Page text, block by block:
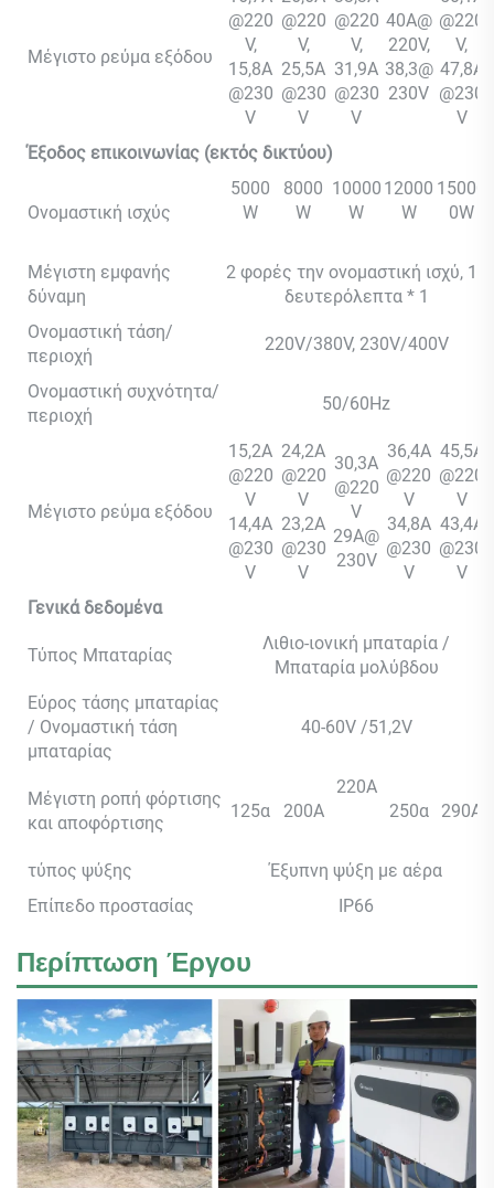
Μέγιστο ρεύμα εξόδου
@220
V,
15,8A
@230
V
@220
V,
25,5A
@230
V
@220
V,
31,9A
@230
V
40A@
220V,
38,3@
230V
@220
V,
47,8A
@230
V
Έξοδος επικοινωνίας (εκτός δικτύου)
Ονομαστική ισχύς
5000
W
8000
W
10000
W
12000
W
15000
0W
Μέγιστη εμφανής
δύναμη
2 φορές την ονομαστική ισχύ, 10
δευτερόλεπτα * 1
Ονομαστική τάση/
περιοχή
220V/380V, 230V/400V
Ονομαστική συχνότητα/
περιοχή
50/60Hz
Μέγιστο ρεύμα εξόδου
15,2A
@220
V
14,4A
@230
V
24,2A
@220
V
23,2A
@230
V
30,3A
@220
V
29A@
230V
36,4A
@220
V
34,8A
@230
V
45,5A
@220
V
43,4A
@230
V
Γενικά δεδομένα
Τύπος Μπαταρίας
Λιθιο-ιονική μπαταρία /
Μπαταρία μολύβδου
Εύρος τάσης μπαταρίας
/ Ονομαστική τάση
μπαταρίας
40-60V /51,2V
Μέγιστη ροπή φόρτισης
και αποφόρτισης
125α 200A
220A
250α
290A
τύπος ψύξης
Έξυπνη ψύξη με αέρα
Επίπεδο προστασίας
IP66
Περίπτωση Έργου